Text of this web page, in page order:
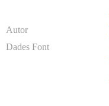
Autor
Dades Font